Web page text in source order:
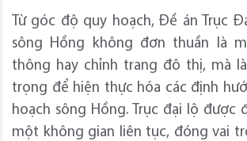
Từ góc độ quy hoạch, Đề án Trục
sông Hồng không đơn thuần là
thông hay chỉnh trang đô thị, mà
trọng để hiện thực hóa các định
hoạch sông Hồng. Trục đại lộ được
một không gian liên tục, đóng vai